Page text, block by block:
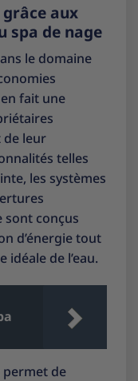
grâce aux
spa de nage
le domaine
fait une
de leur
telles
les systèmes
sont conçus
d’énergie tout
de l’eau.
permet de